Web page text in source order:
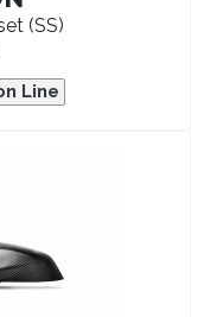
(SS)
Line